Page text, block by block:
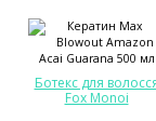
Ботекс для
Fox Monoi